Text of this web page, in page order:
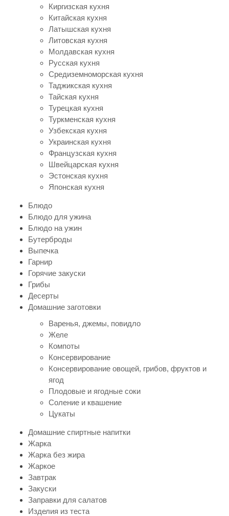
Киргизская кухня
Китайская кухня
Латышская кухня
Литовская кухня
Молдавская кухня
Русская кухня
Средиземноморская кухня
Таджикская кухня
Тайская кухня
Турецкая кухня
Туркменская кухня
Узбекская кухня
Украинская кухня
Французская кухня
Швейцарская кухня
Эстонская кухня
Японская кухня
Блюдо
Блюдо для ужина
Блюдо на ужин
Бутерброды
Выпечка
Гарнир
Горячие закуски
Грибы
Десерты
Домашние заготовки
Варенья, джемы, повидло
Желе
Компоты
Консервирование
Консервирование овощей, грибов, фруктов и
ягод
Плодовые и ягодные соки
Соление и квашение
Цукаты
Домашние спиртные напитки
Жарка
Жарка без жира
Жаркое
Завтрак
Закуски
Заправки для салатов
Изделия из теста